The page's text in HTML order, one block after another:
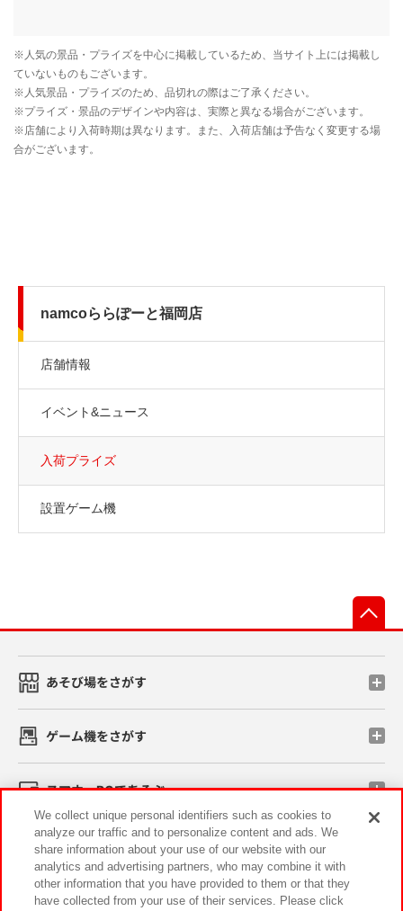
namcoららぽーと福岡店
店舗情報
イベント&ニュース
入荷プライズ
設置ゲーム機
あそび場をさがす
ゲーム機をさがす
スマホ・PCであそぶ
イベント・キャンペーン
We collect unique personal identifiers such as cookies to
analyze our traffic and to personalize content and ads. We
share information about your use of our website with our
analytics and advertising partners, who may combine it with
other information that you have provided to them or that they
have collected from your use of their services. Please click